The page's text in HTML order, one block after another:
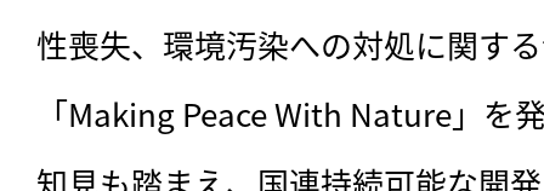
性喪失、環境汚染への対処に関す
「Making Peace With Nature」を